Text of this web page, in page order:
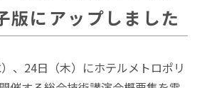
版にアップしました
、24日（木）にホテルメトロポリ